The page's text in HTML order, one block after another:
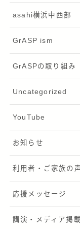
asahi横浜中西部
GrASP ism
GrASPの取り組み
Uncategorized
YouTube
お知らせ
利用者・ご家族の声
応援メッセージ
講演・メディア掲載